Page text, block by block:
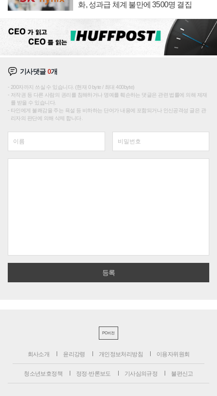
화, 성과급 체계 불만에 3500명 결집
기사댓글0개
200자까지 쓰실 수 있습니다. (현재 0 byte / 최대 400byte)
저작권 등 다른 사람의 권리를 침해하거나 명예를 훼손하는 댓글은 관련 법률에 의해 제재
를 받을 수 있습니다.
타인에게 불쾌감을 주는 욕설 등 비하하는 단어가 내용에 포함되거나 인신공격성 글은 관
리자의 판단에 의해 삭제 합니다.
PC버전
회사소개 윤리강령 개인정보처리방침 이용자위원회
청소년보호정책 정정·반론보도 기사심의규정 불편신고